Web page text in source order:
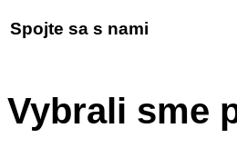
Spojte sa s nami
Vybrali sme